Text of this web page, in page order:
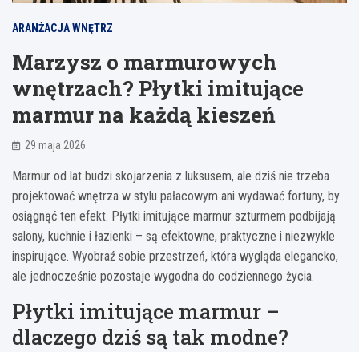
ARANŻACJA WNĘTRZ
Marzysz o marmurowych
wnętrzach? Płytki imitujące
marmur na każdą kieszeń
29 maja 2026
Marmur od lat budzi skojarzenia z luksusem, ale dziś nie trzeba
projektować wnętrza w stylu pałacowym ani wydawać fortuny, by
osiągnąć ten efekt. Płytki imitujące marmur szturmem podbijają
salony, kuchnie i łazienki – są efektowne, praktyczne i niezwykle
inspirujące. Wyobraź sobie przestrzeń, która wygląda elegancko,
ale jednocześnie pozostaje wygodna do codziennego życia.
Płytki imitujące marmur –
dlaczego dziś są tak modne?